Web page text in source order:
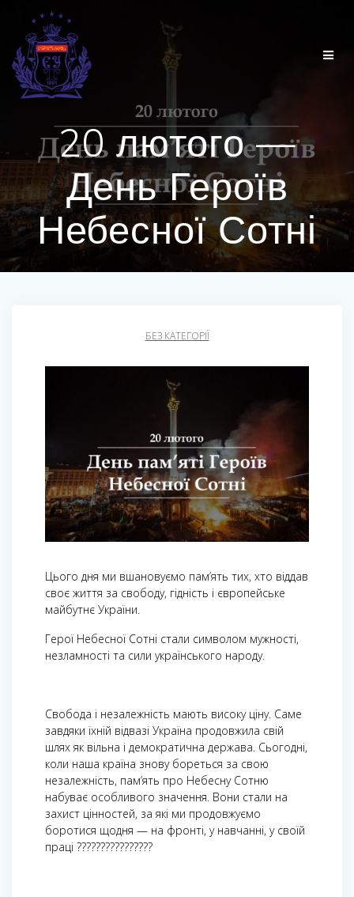
до
20 лютого —
День Героїв
Небесної Сотні
БЕЗ КАТЕГОРІЇ
Цього дня ми вшановуємо пам’ять тих, хто віддав
своє життя за свободу, гідність і європейське
майбутнє України.
Герої Небесної Сотні стали символом мужності,
незламності та сили українського народу.
Свобода і незалежність мають високу ціну. Саме
завдяки їхній відвазі Україна продовжила свій
шлях як вільна і демократична держава. Сьогодні,
коли наша країна знову бореться за свою
незалежність, пам’ять про Небесну Сотню
набуває особливого значення. Вони стали на
захист цінностей, за які ми продовжуємо
боротися щодня — на фронті, у навчанні, у своїй
праці ????????????????